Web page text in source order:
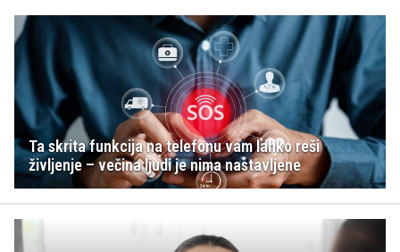
Ta skrita funkcija na telefonu vam lahko reši
življenje – večina ljudi je nima nastavljene